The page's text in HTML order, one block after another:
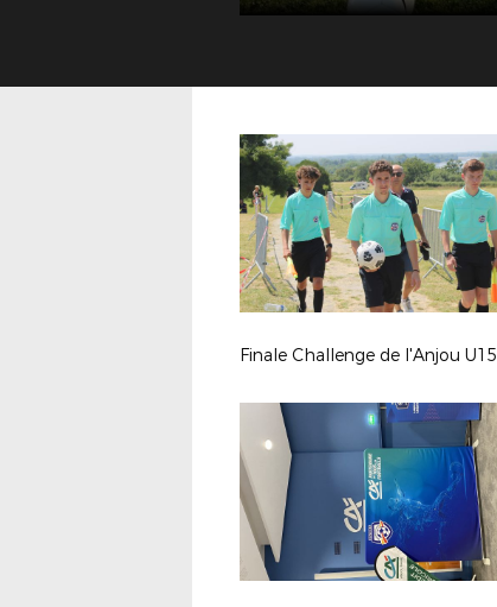
Finale Challenge de l'Anjou U15